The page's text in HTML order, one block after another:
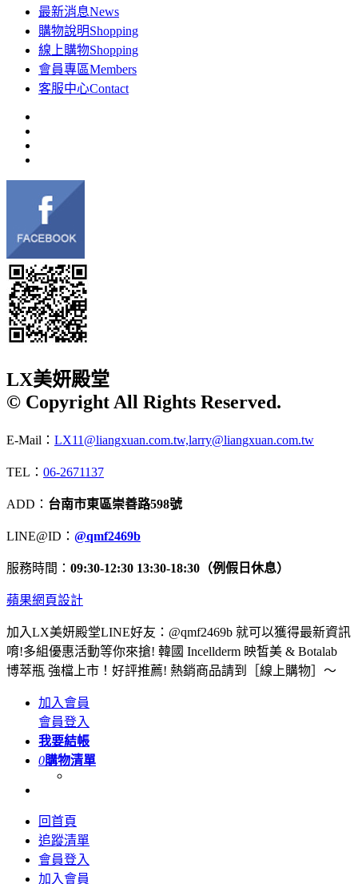
最新消息News
購物說明Shopping
線上購物Shopping
會員專區Members
客服中心Contact
LX美妍殿堂
© Copyright All Rights Reserved.
E-Mail： LX11@liangxuan.com.tw,larry@liangxuan.com.tw
TEL： 06-2671137
ADD： 台南市東區崇善路598號
LINE@ID： @qmf2469b
服務時間： 09:30-12:30 13:30-18:30（例假日休息）
蘋果網頁設計
加入LX美妍殿堂LINE好友：@qmf2469b 就可以獲得最新資訊
唷!多組優惠活動等你來搶! 韓國 Incellderm 映皙美 & Botalab
博萃瓶 強檔上市！好評推薦! 熱銷商品請到［線上購物］～
加入會員
會員登入
我要結帳
0購物清單
回首頁
追蹤清單
會員登入
加入會員